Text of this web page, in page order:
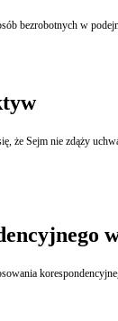
bezrobotnych w
Sejm nie zdąży